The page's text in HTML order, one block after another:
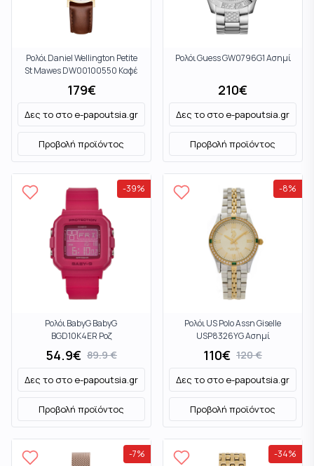
Ρολόι Daniel Wellington Petite
St Mawes DW00100550 Καφέ
179€
Δες το στο e-papoutsia.gr
Προβολή προϊόντος
Ρολόι Guess GW0796G1 Ασημί
210€
Δες το στο e-papoutsia.gr
Προβολή προϊόντος
-39%
Ρολόι BabyG BabyG
BGD10K4ER Ροζ
54.9€ 89.9€
Δες το στο e-papoutsia.gr
Προβολή προϊόντος
-8%
Ρολόι US Polo Assn Giselle
USP8326YG Ασημί
110€ 120€
Δες το στο e-papoutsia.gr
Προβολή προϊόντος
-7% -34%